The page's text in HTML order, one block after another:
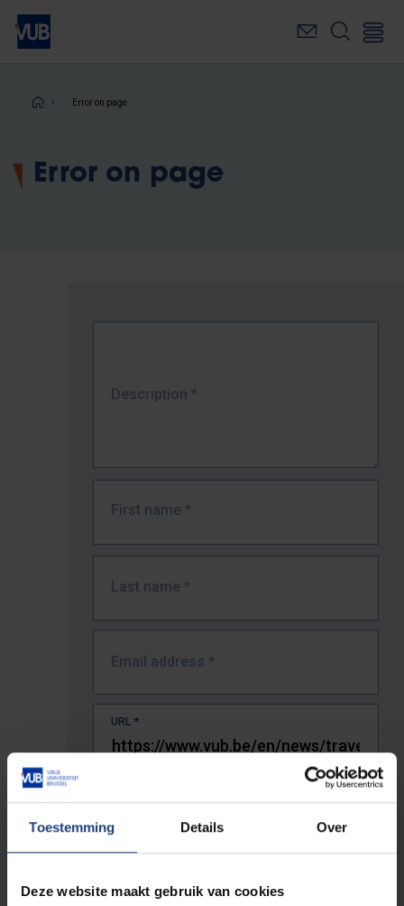
Toestemming Details Over
Deze website maakt gebruik van cookies
Skip
main
Breadcrumb
Error on page
Error on page
Description *
First name *
Last name *
Email address *
URL *
The full URL of the page where you encountered the error.